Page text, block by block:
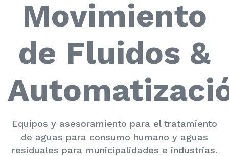
Movimiento
de Fluidos &
Equipos y asesoramiento para el tratamiento
de aguas para consumo humano y aguas
residuales para municipalidades e industrias.